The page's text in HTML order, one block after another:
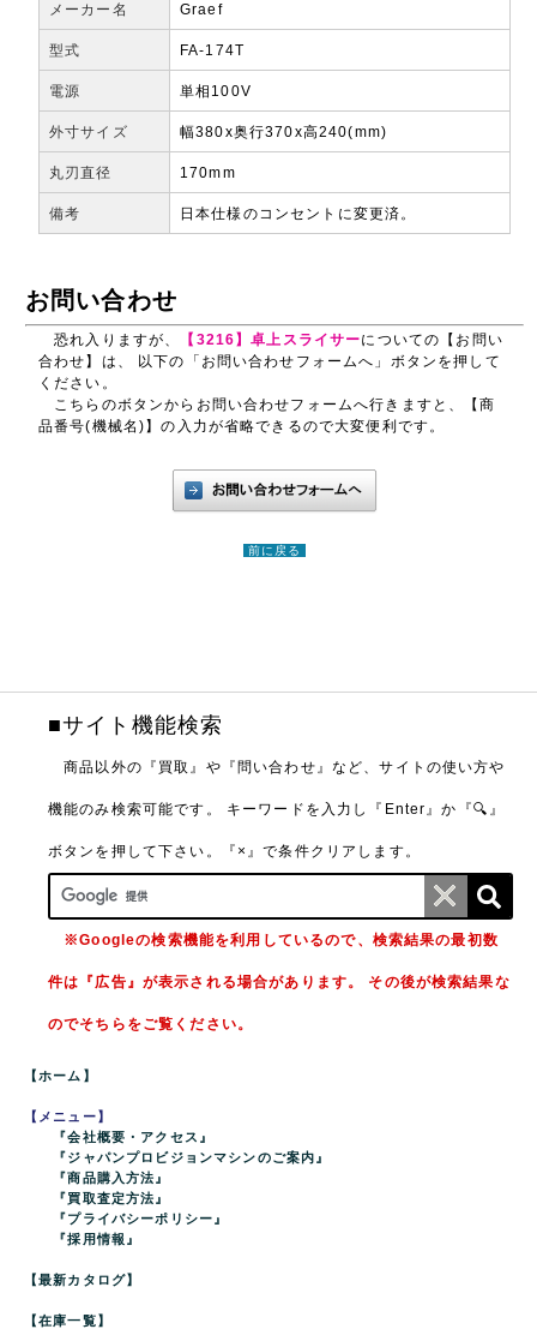
メーカー名 Graef
型式 FA-174T
電源 単相100V
外寸サイズ 幅380x奥行370x高240(mm)
丸刃直径 170mm
備考 日本仕様のコンセントに変更済。
お問い合わせ
恐れ入りますが、 【3216】卓上スライサーについての【お問い
合わせ】は、 以下の「お問い合わせフォームへ」ボタンを押して
ください。
こちらのボタンからお問い合わせフォームへ行きますと、【商
品番号(機械名)】の入力が省略できるので大変便利です。
前に戻る
■サイト機能検索
商品以外の『買取』や『問い合わせ』など、サイトの使い方や
機能のみ検索可能です。 キーワードを入力し『Enter』か『🔍』
ボタンを押して下さい。『×』で条件クリアします。
※Googleの検索機能を利用しているので、検索結果の最初数
件は『広告』が表示される場合があります。 その後が検索結果な
のでそちらをご覧ください。
【ホーム】
【メニュー】
『会社概要・アクセス』
『ジャパンプロビジョンマシンのご案内』
『商品購入方法』
『買取査定方法』
『プライバシーポリシー』
『採用情報』
【最新カタログ】
【在庫一覧】